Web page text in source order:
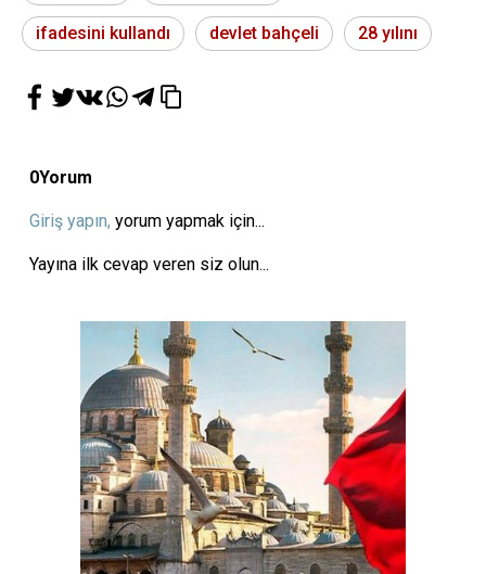
ifadesini kullandı devlet bahçeli 28 yılını
0Yorum
Giriş yapın, yorum yapmak için...
Yayına ilk cevap veren siz olun...